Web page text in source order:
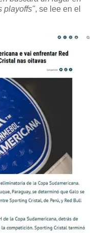
playoffs", se lee en el